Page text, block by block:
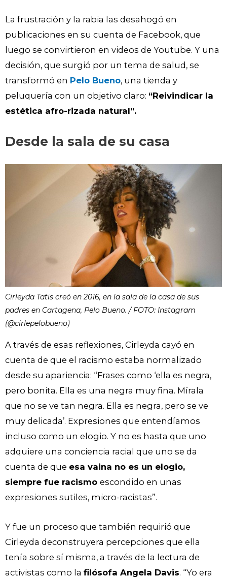
La frustración y la rabia las desahogó en
publicaciones en su cuenta de Facebook, que
luego se convirtieron en videos de Youtube. Y una
decisión, que surgió por un tema de salud, se
transformó en Pelo Bueno, una tienda y
peluquería con un objetivo claro: “Reivindicar la
estética afro-rizada natural”.
Desde la sala de su casa
Cirleyda Tatis creó en 2016, en la sala de la casa de sus
padres en Cartagena, Pelo Bueno. / FOTO: Instagram
(@cirlepelobueno)
A través de esas reflexiones, Cirleyda cayó en
cuenta de que el racismo estaba normalizado
desde su apariencia: “Frases como ‘ella es negra,
pero bonita. Ella es una negra muy fina. Mírala
que no se ve tan negra. Ella es negra, pero se ve
muy delicada’. Expresiones que entendíamos
incluso como un elogio. Y no es hasta que uno
adquiere una conciencia racial que uno se da
cuenta de que esa vaina no es un elogio,
siempre fue racismo escondido en unas
expresiones sutiles, micro-racistas”.
Y fue un proceso que también requirió que
Cirleyda deconstruyera percepciones que ella
tenía sobre sí misma, a través de la lectura de
activistas como la filósofa Angela Davis. “Yo era